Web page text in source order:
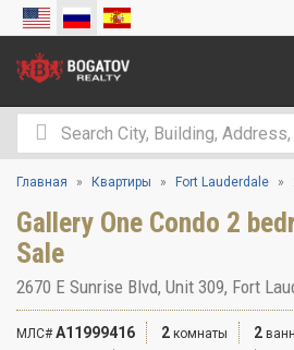
Главная Квартиры Fort Lauderdale
Gallery One Condo 2
Sale
2670 E Sunrise Blvd, Unit 309, Fort
МЛС# A11999416 2 комнаты 2